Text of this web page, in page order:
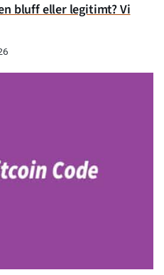
bluff eller legitimt? Vi